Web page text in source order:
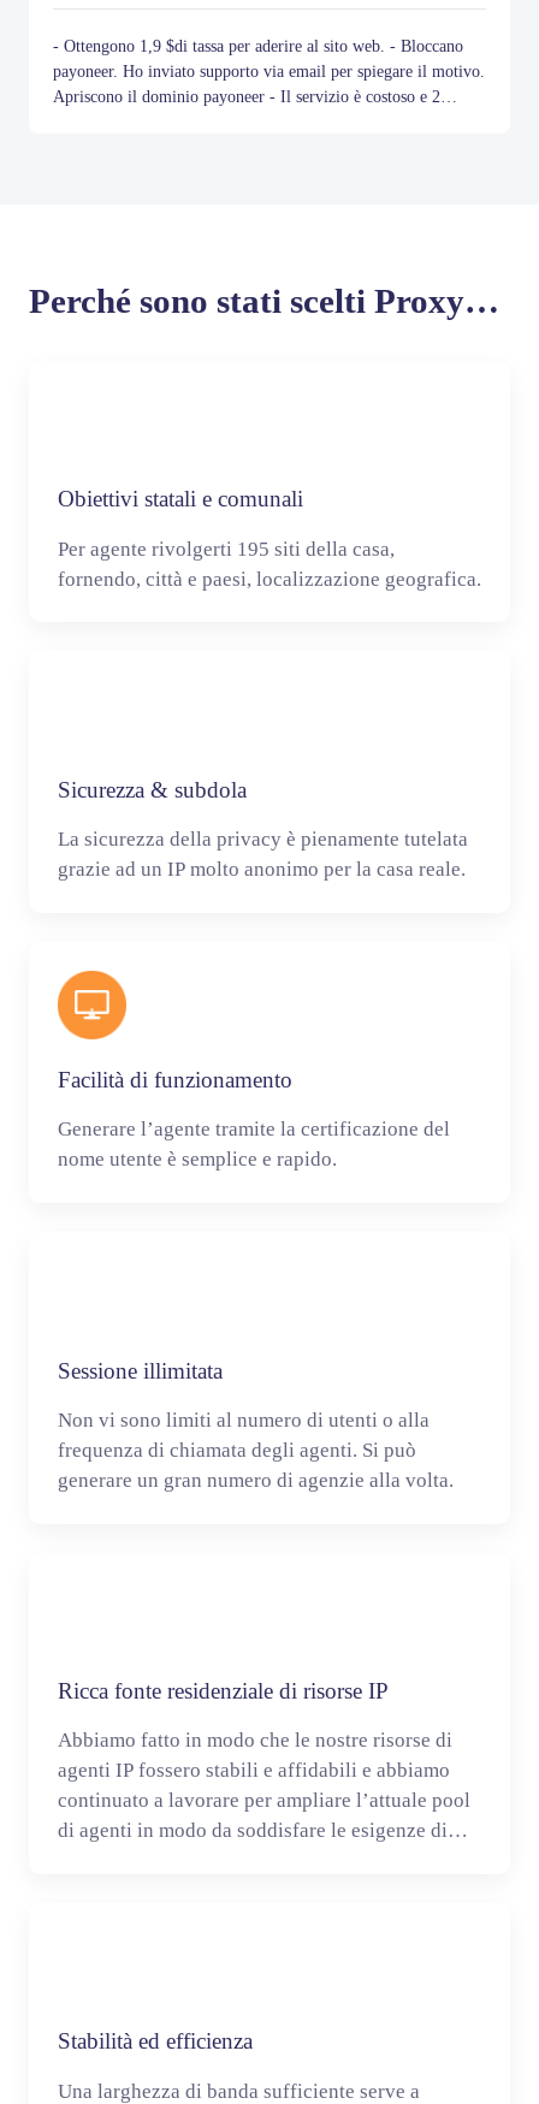
- Ottengono 1,9 $di tassa per aderire al sito web. - Bloccano
payoneer. Ho inviato supporto via email per spiegare il motivo.
Apriscono il dominio payoneer - Il servizio è costoso e 2
Perché sono stati scelti ProxyEmpire?
Obiettivi statali e comunali
Per agente rivolgerti 195 siti della casa,
fornendo, città e paesi, localizzazione geografica.
Sicurezza & subdola
La sicurezza della privacy è pienamente tutelata
grazie ad un IP molto anonimo per la casa reale.
Facilità di funzionamento
Generare l’agente tramite la certificazione del
nome utente è semplice e rapido.
Sessione illimitata
Non vi sono limiti al numero di utenti o alla
frequenza di chiamata degli agenti. Si può
generare un gran numero di agenzie alla volta.
Ricca fonte residenziale di risorse IP
Abbiamo fatto in modo che le nostre risorse di
agenti IP fossero stabili e affidabili e abbiamo
continuato a lavorare per ampliare l’attuale pool
di agenti in modo da soddisfare le esigenze di
Stabilità ed efficienza
Una larghezza di banda sufficiente serve a